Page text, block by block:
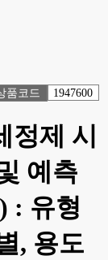
품코드 1947600
정제 시
예측
: 유형
, 용도